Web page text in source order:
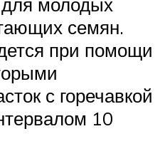
семян.
при помощи
с горечавкой
10